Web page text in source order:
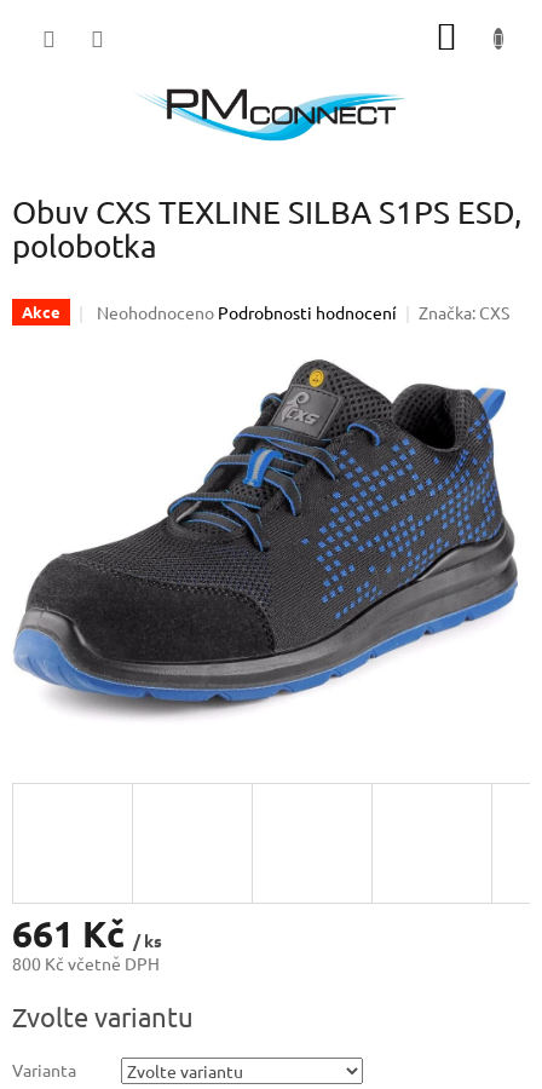
Obuv CXS TEXLINE SILBA S1PS ESD,
polobotka
Akce
Průměrné
Neohodnoceno Podrobnosti hodnocení Značka: CXS
661 Kč / ks
800 Kč včetně DPH
cena:
Zvolte variantu
Varianta